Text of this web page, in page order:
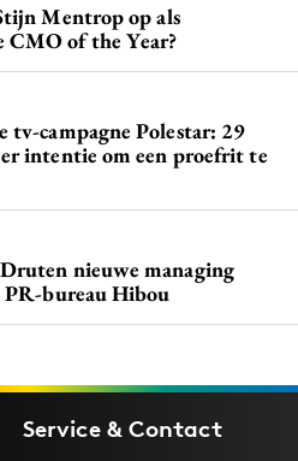
Mentrop op als
of the Year?
tv-campagne Polestar: 29
intentie om een proefrit te
nieuwe managing
bureau Hibou
Service & Contact